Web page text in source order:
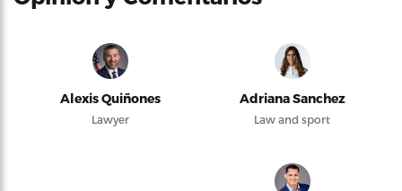
Alexis Quiñones
Lawyer
Adriana Sanchez
Law and sport